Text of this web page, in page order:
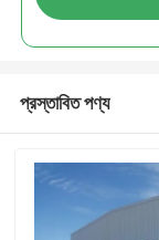
প্রস্তাবিত পণ্য